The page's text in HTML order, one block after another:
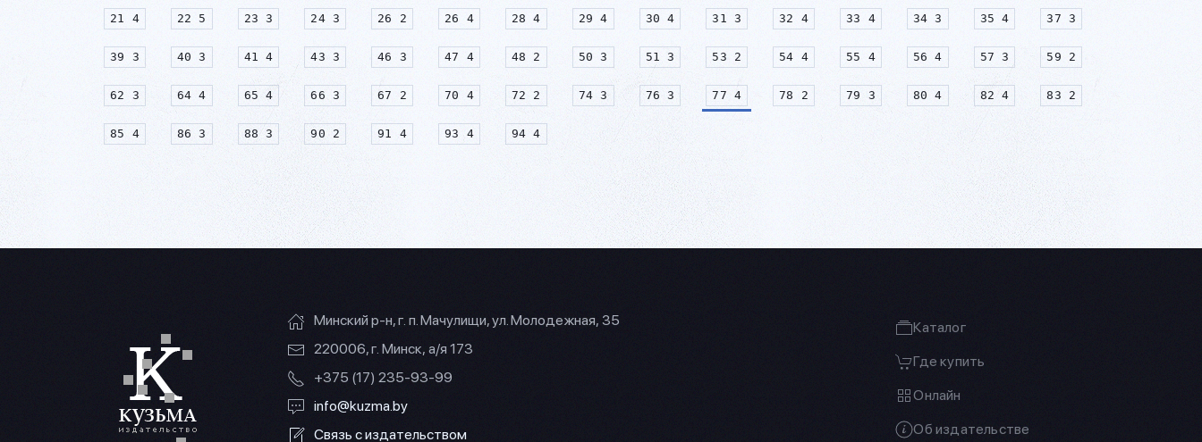
21 4 22 5 23 3 24 3 26 2 26 4 28 4 29 4 30 4 31 3 32 4 33 4 34 3 35 4 37 3
39 3 40 3 41 4 43 3 46 3 47 4 48 2 50 3 51 3 53 2 54 4 55 4 56 4 57 3 59 2
62 3 64 4 65 4 66 3 67 2 70 4 72 2 74 3 76 3 77 4 78 2 79 3 80 4 82 4 83 2
85 4 86 3 88 3 90 2 91 4 93 4 94 4
Минский р-н, г. п. Мачулищи, ул. Молодежная, 35
220006, г. Минск, а/я 173
+375 (17) 235-93-99
info@kuzma.by
Связь с издательством
Каталог
Где купить
Онлайн
Об издательстве